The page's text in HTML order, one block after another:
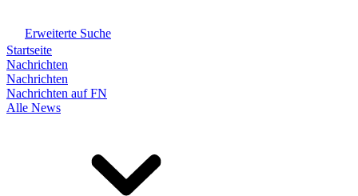
Erweiterte Suche
Startseite
Nachrichten
Nachrichten
Nachrichten auf FN
Alle News